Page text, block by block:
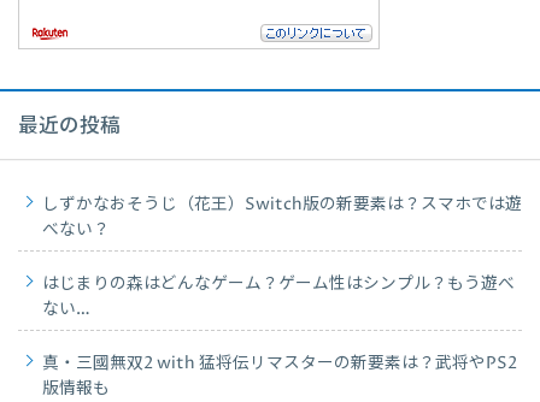
最近の投稿
しずかなおそうじ（花王）Switch版の新要素は？スマホでは遊
べない？
はじまりの森はどんなゲーム？ゲーム性はシンプル？もう遊べ
ない…
真・三國無双2 with 猛将伝リマスターの新要素は？武将やPS2
版情報も